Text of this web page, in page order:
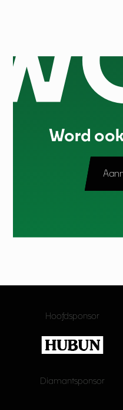
Word
Hoofdsponsor
Diamantsponsor